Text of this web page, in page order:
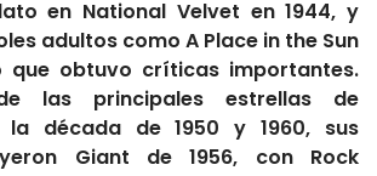
en National Velvet en 1944, y
adultos como A Place in the Sun
que obtuvo críticas importantes.
las principales estrellas de
la década de 1950 y 1960, sus
Giant de 1956, con Rock